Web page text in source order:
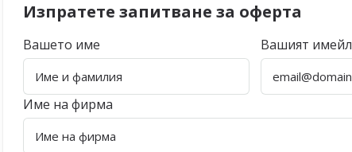
Изпратете запитване за оферта
Вашето име Вашият имейл
Име на фирма